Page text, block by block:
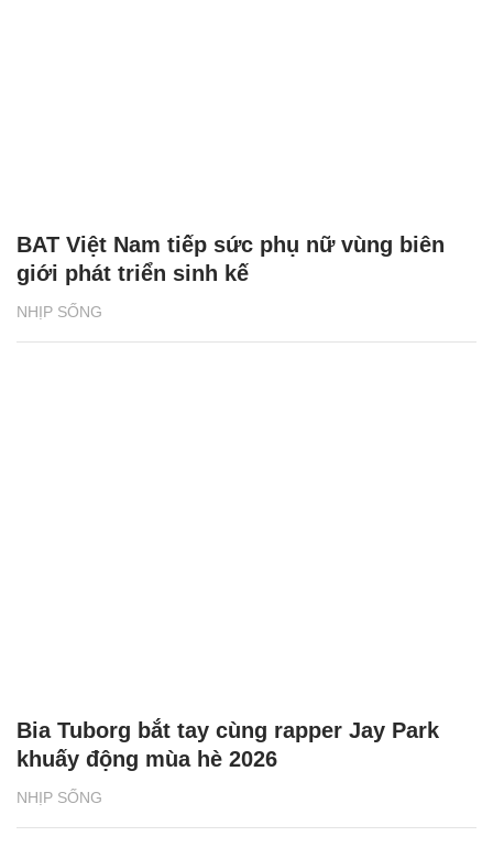
NHỊP SỐNG
BAT Việt Nam tiếp sức phụ nữ vùng biên
giới phát triển sinh kế
NHỊP SỐNG
Bia Tuborg bắt tay cùng rapper Jay Park
khuấy động mùa hè 2026